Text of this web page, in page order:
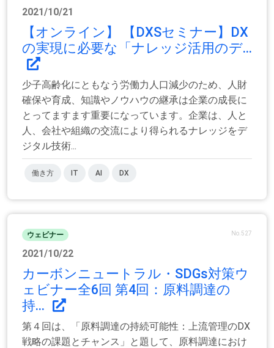
2021/10/21
【オンライン】 【DXSセミナー】DX
の実現に必要な「ナレッジ活用のデ...
少子高齢化にともなう労働力人口減少のため、人財
確保や育成、知識やノウハウの継承は企業の成長に
とってますます重要になっています。企業は、人と
人、会社や組織の交流により得られるナレッジをデ
ジタル技術...
働き方 IT AI DX
ウェビナー No.527
2021/10/22
カーボンニュートラル・SDGs対策ウ
ェビナー全6回 第4回：原料調達の
持...
第４回は、「原料調達の持続可能性：上流管理のDX
戦略の課題とチャンス」と題して、原料調達におけ